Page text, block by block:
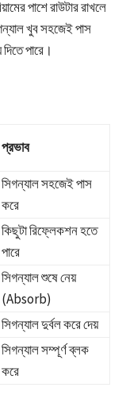
পাশে রাউটার রাখলে
খুব সহজেই পাস
পারে।
প্রভাব
সিগন্যাল সহজেই পাস
করে
কিছুটা রিফ্লেকশন হতে
পারে
সিগন্যাল শুষে নেয়
(Absorb)
সিগন্যাল দুর্বল করে দেয়
সিগন্যাল সম্পূর্ণ ব্লক
করে